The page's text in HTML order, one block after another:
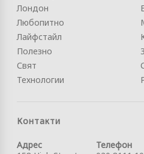
Лондон
Любопитно
Лайфстайл
Полезно
Свят
Технологии
Контакти
Адрес
Телефон